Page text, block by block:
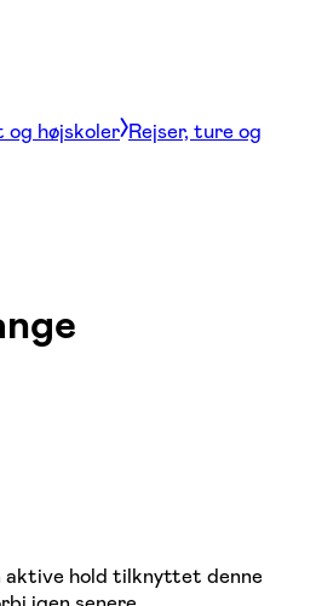
og højskoler Rejser, ture og
aktive hold tilknyttet denne